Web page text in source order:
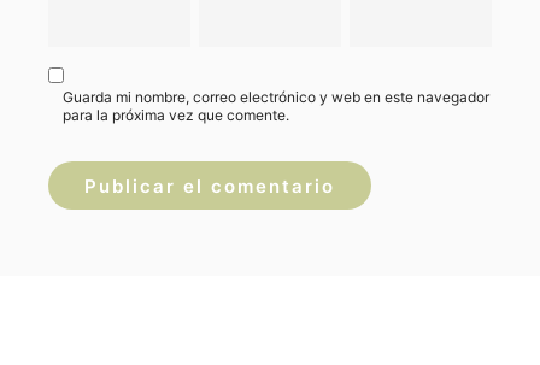
Guarda mi nombre, correo electrónico y web en este navegador
para la próxima vez que comente.